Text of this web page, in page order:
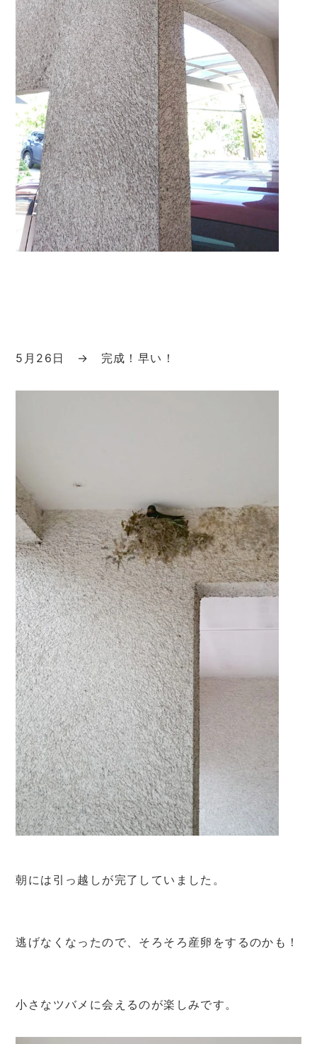
5月26日 → 完成！早い！
朝には引っ越しが完了していました。
逃げなくなったので、そろそろ産卵をするのかも！
小さなツバメに会えるのが楽しみです。